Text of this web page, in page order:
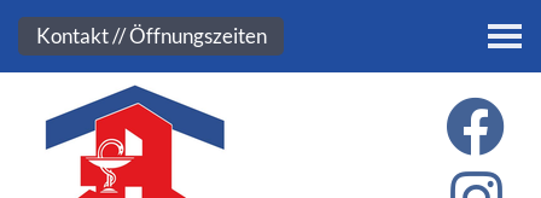
Kontakt
Kontakt // Öffnungszeiten